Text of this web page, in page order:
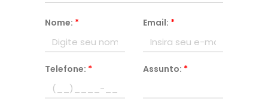
Nome: * Email: *
Telefone: * Assunto: *